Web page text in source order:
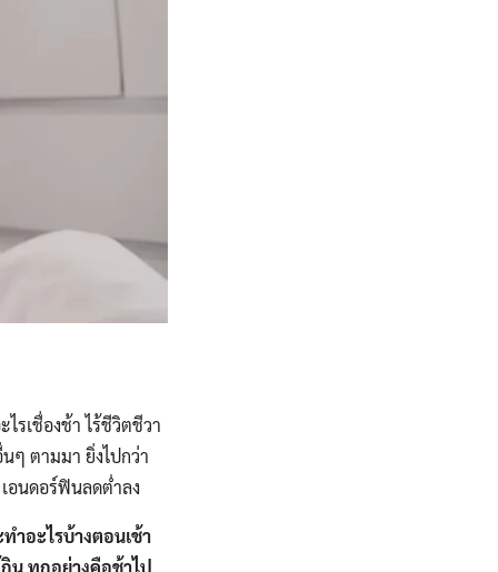
รเชื่องช้า ไร้ชีวิตชีวา
ๆ ตามมา ยิ่งไปกว่า
อนดอร์ฟินลดต่ำลง
ำอะไรบ้างตอนเช้า
น ทุกอย่างคือช้าไป